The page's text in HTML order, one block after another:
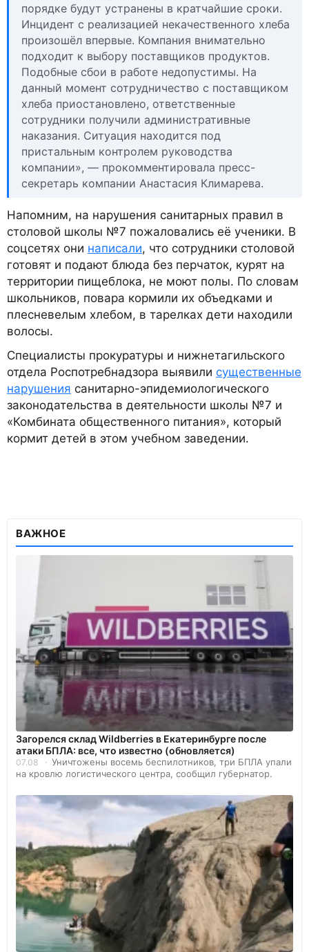
порядке будут устранены в кратчайшие сроки.
Инцидент с реализацией некачественного хлеба
произошёл впервые. Компания внимательно
подходит к выбору поставщиков продуктов.
Подобные сбои в работе недопустимы. На
данный момент сотрудничество с поставщиком
хлеба приостановлено, ответственные
сотрудники получили административные
наказания. Ситуация находится под
пристальным контролем руководства
компании», — прокомментировала пресс-
секретарь компании Анастасия Климарева.
Напомним, на нарушения санитарных правил в
столовой школы №7 пожаловались её ученики. В
соцсетях они написали, что сотрудники столовой
готовят и подают блюда без перчаток, курят на
территории пищеблока, не моют полы. По словам
школьников, повара кормили их объедками и
плесневелым хлебом, в тарелках дети находили
волосы.
Специалисты прокуратуры и нижнетагильского
отдела Роспотребнадзора выявили существенные
нарушения санитарно-эпидемиологического
законодательства в деятельности школы №7 и
«Комбината общественного питания», который
кормит детей в этом учебном заведении.
ВАЖНОЕ
Загорелся склад Wildberries в Екатеринбурге после
атаки БПЛА: все, что известно (обновляется)
07.08
Уничтожены восемь беспилотников, три БПЛА упали
на кровлю логистического центра, сообщил губернатор.